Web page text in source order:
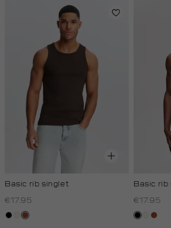
Basic rib singlet
€17.95
zwart
wit,bruin
Basic rib
€17.95
zwart
wit,bruin